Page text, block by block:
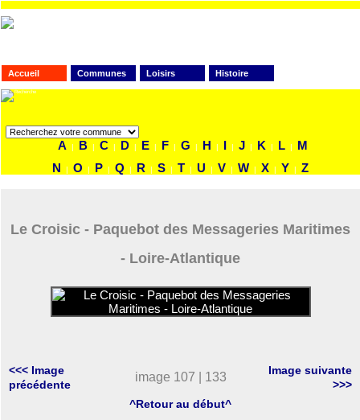
Accueil Communes Loisirs Histoire
A | B | C | D | E | F | G | H | I | J | K | L |
M
N
| O | P | Q | R | S | T | U | V | W | X | Y | Z
Le Croisic - Paquebot des Messageries Maritimes
- Loire-Atlantique
<<< Image
précédente
image 107 | 133
Image suivante
>>>
^Retour au début^